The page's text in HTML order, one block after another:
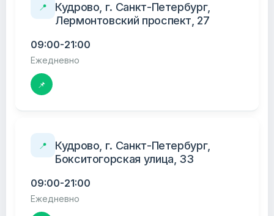
📍
Кудрово, г. Санкт-Петербург,
Лермонтовский проспект, 27
09:00-21:00
Ежедневно
📌
📍
Кудрово, г. Санкт-Петербург,
Бокситогорская улица, 33
09:00-21:00
Ежедневно